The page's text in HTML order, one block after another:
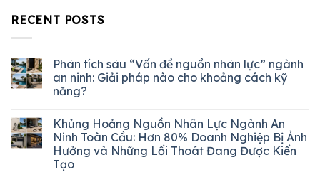
RECENT POSTS
Phân tích sâu “Vấn đề nguồn nhân lực” ngành
an ninh: Giải pháp nào cho khoảng cách kỹ
năng?
Khủng Hoảng Nguồn Nhân Lực Ngành An
Ninh Toàn Cầu: Hơn 80% Doanh Nghiệp Bị Ảnh
Hưởng và Những Lối Thoát Đang Được Kiến
Tạo